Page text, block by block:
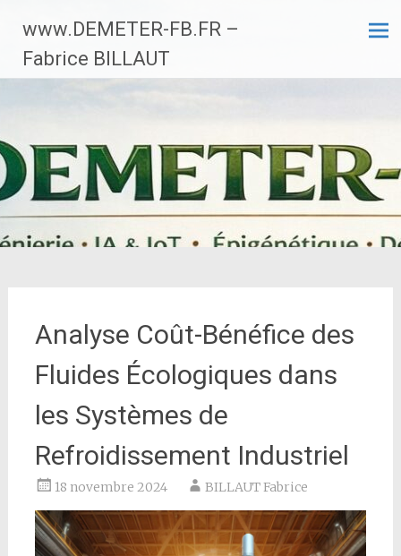
contenu
principal
www.DEMETER-FB.FR –
Fabrice BILLAUT
Analyse Coût-Bénéfice des
Fluides Écologiques dans
les Systèmes de
Refroidissement Industriel
18 novembre 2024 BILLAUT Fabrice